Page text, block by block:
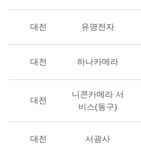
대전 유명전자
대전 하나카메라
대전
니콘카메라 서
비스(동구)
대전 서광사